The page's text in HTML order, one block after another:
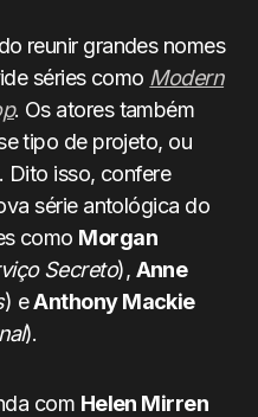
reunir grandes nomes
séries como Modern
. Os atores também
tipo de projeto, ou
Dito isso, confere
série antológica do
como Morgan
Secreto), Anne
) eAnthony Mackie
).
com Helen Mirren